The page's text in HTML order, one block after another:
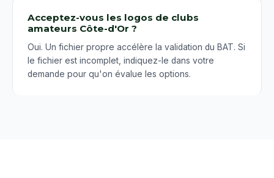
Acceptez-vous les logos de clubs
amateurs Côte-d'Or ?
Oui. Un fichier propre accélère la validation du BAT. Si
le fichier est incomplet, indiquez-le dans votre
demande pour qu'on évalue les options.